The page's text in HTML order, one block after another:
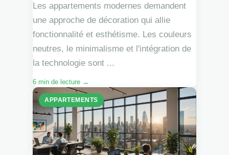
Les appartements modernes demandent
une approche de décoration qui allie
fonctionnalité et esthétisme. Les couleurs
neutres, le minimalisme et l'intégration de
la technologie sont ...
6 min de lecture →
APPARTEMENTS